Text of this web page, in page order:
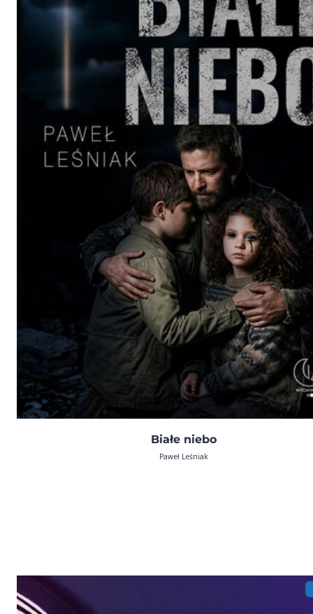
Białe niebo
Paweł Leśniak